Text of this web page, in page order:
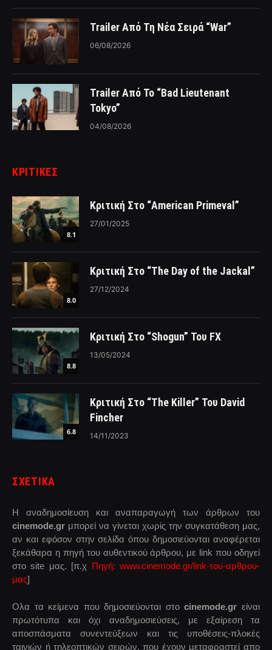
Trailer Από Τη Νέα Σειρά “War”
06/08/2026
Trailer Από Το “Bad Lieutenant
Tokyo”
04/08/2026
ΚΡΙΤΙΚΈΣ
8.1
Κριτική Στο “American Primeval”
27/01/2025
8.0
Κριτική Στο “The Day of the Jackal”
27/12/2024
8.8
Κριτική Στο “Shogun” Του FX
13/05/2024
6.8
Κριτική Στο “The Killer” Του David
Fincher
14/11/2023
ΣΧΕΤΙΚΑ
Η αναδημοσίευση και αναπαραγωγή των άρθρων του
cinemode.gr μπορεί να γίνεται χωρίς την συγκατάθεση μας,
αν και εφόσον στην σελίδα όπου δημοσιεύονται αναφέρεται
ξεκάθαρα η πηγή του αυθεντικού άρθρου, με link που οδηγεί
στο site μας. [π.χ Πηγή: www.cinemode.gr/link-του-αρθρου-
μας]
Ολα τα κείμενα που δημοσιεύονται στοcinemode.gr είναι
πρωτότυπα και όχι αναδημοσιεύσεις, με εξαίρεση τα
αποσπάσματα συνεντεύξεων και τις υποθέσεις-πλοκές
ταινιών ή τηλεοπτικών σειρών, που έχουν μεταφραστεί απο